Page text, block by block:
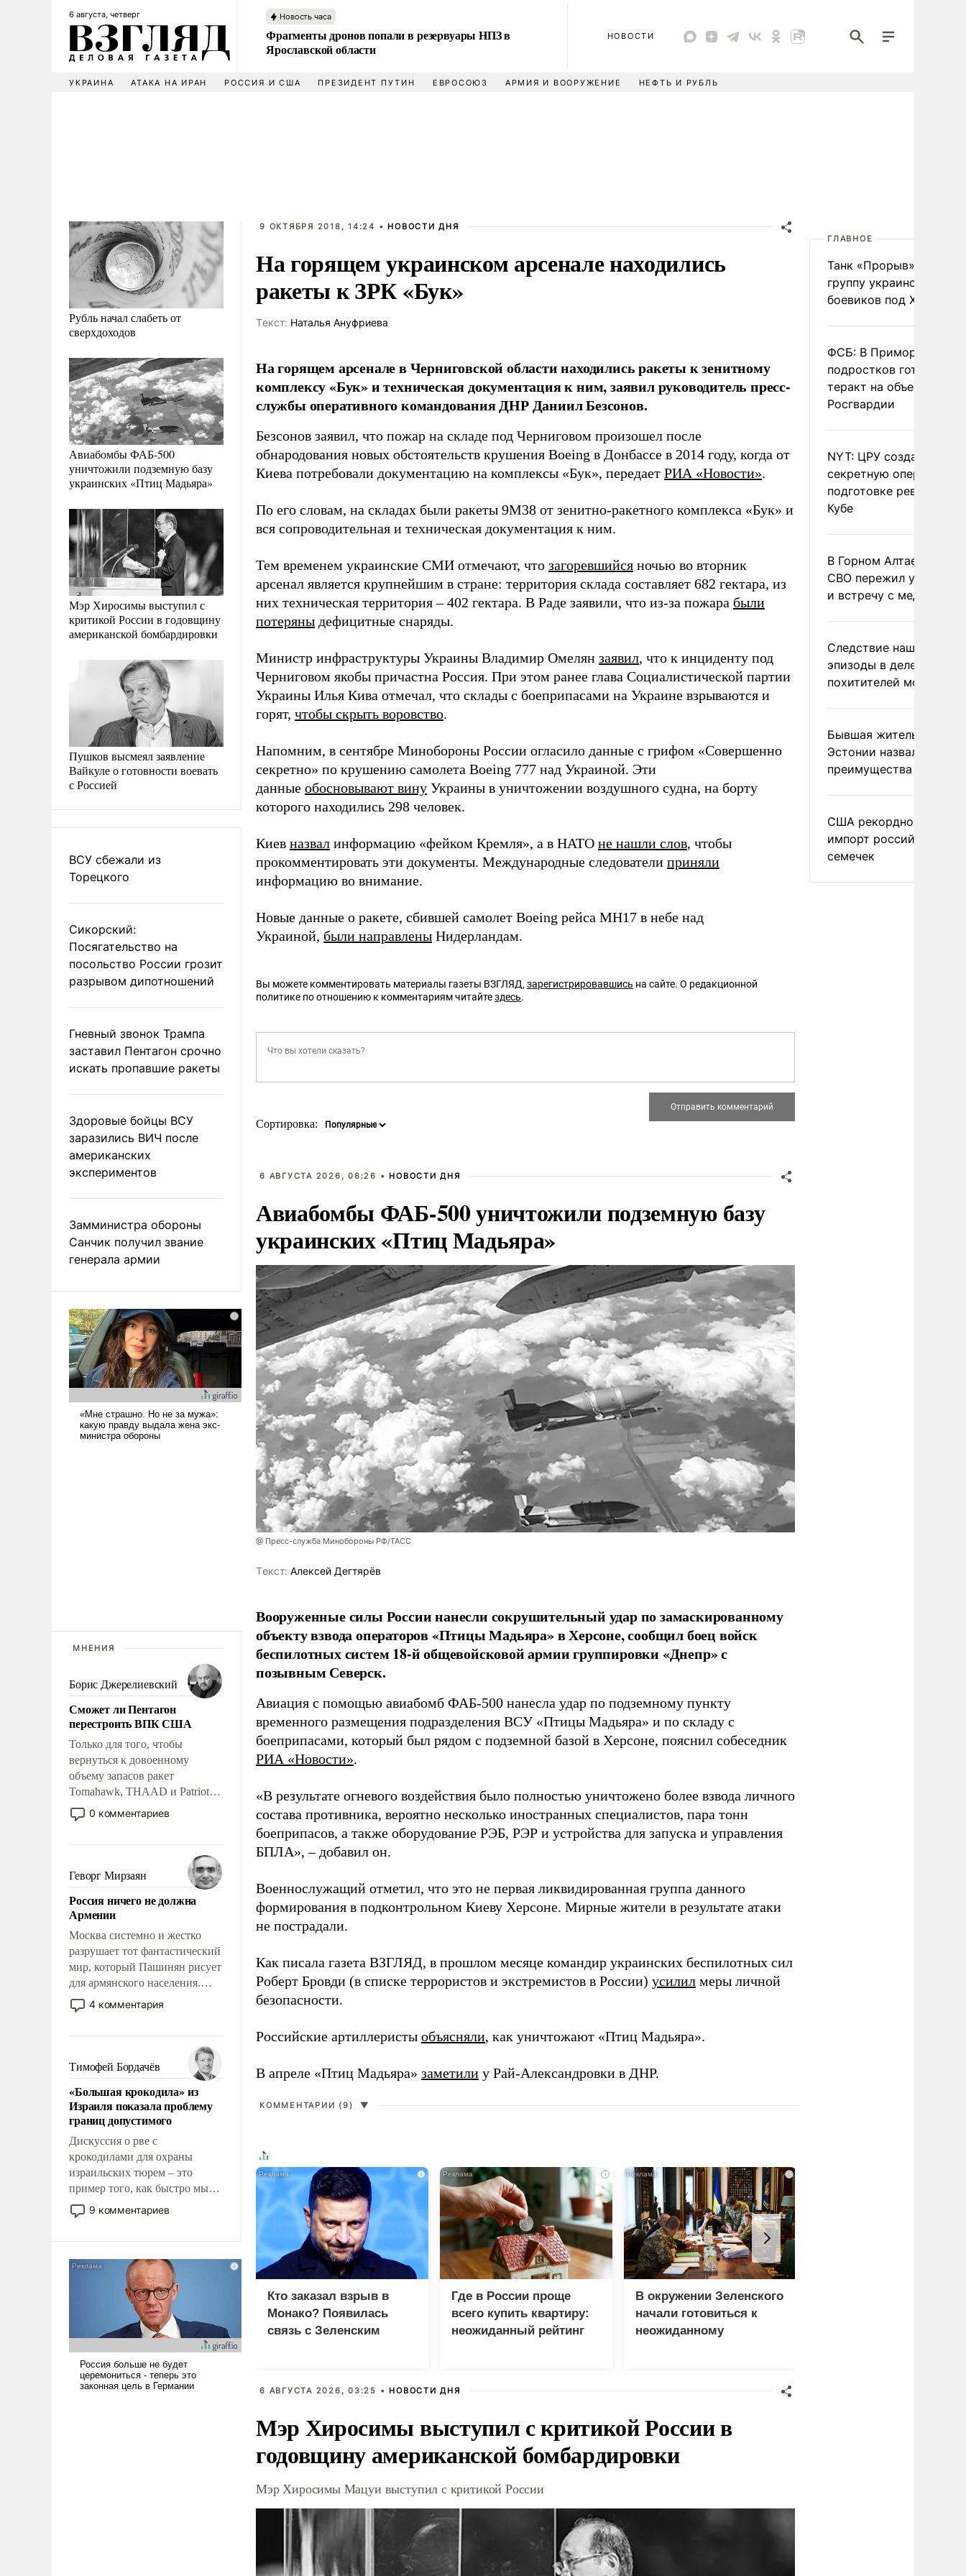
6 августа, четверг Новость часа
Фрагменты дронов попали в резервуары НПЗ в
Ярославской области
НОВОСТИ
УКРАИНА АТАКА НА ИРАН РОССИЯ И США ПРЕЗИДЕНТ ПУТИН ЕВРОСОЮЗ АРМИЯ И ВООРУЖЕНИЕ НЕФТЬ И РУБЛЬ
Рубль начал слабеть от
сверхдоходов
Авиабомбы ФАБ-500
уничтожили подземную базу
украинских «Птиц Мадьяра»
Мэр Хиросимы выступил с
критикой России в годовщину
американской бомбардировки
Пушков высмеял заявление
Вайкуле о готовности воевать
с Россией
ВСУ сбежали из
Торецкого
Сикорский:
Посягательство на
посольство России грозит
разрывом дипотношений
Гневный звонок Трампа
заставил Пентагон срочно
искать пропавшие ракеты
Здоровые бойцы ВСУ
заразились ВИЧ после
американских
экспериментов
Замминистра обороны
Санчик получил звание
генерала армии
МНЕНИЯ
Борис Джерелиевский
Сможет ли Пентагон
перестроить ВПК США
Только для того, чтобы
вернуться к довоенному
объему запасов ракет
Tomahawk, THAAD и Patriot
США потребуется более трех
лет. Даже небольшая война с
Сложившаяся ситуация
означает многолетний период
уязвимости США, например,
перед Китаем.
0 комментариев
Геворг Мирзаян
Россия ничего не должна
Армении
Москва системно и жестко
разрушает тот фантастический
мир, который Пашинян рисует
для армянского населения.
Мир, где этому населению все
должны просто по
политические прожекты будут
беспрекословно оплачиваться
за счет российских
налогоплательщиков и где за
свои поступки не нужно
отвечать.
4 комментария
Тимофей Бордачёв
«Большая крокодила» из
Израиля показала проблему
границ допустимого
Дискуссия о рве с
крокодилами для охраны
израильских тюрем – это
пример того, как быстро мы
двигаемся по пути
революционных изменений.
псевдонаучной фантастики,
стало всерьез обсуждаемой
9 комментариев
9 ОКТЯБРЯ 2018, 14:24 • НОВОСТИ ДНЯ
На горящем украинском арсенале находились
ракеты к ЗРК «Бук»
Tекст: Наталья Ануфриева
На горящем арсенале в Черниговской области находились ракеты к зенитному
комплексу «Бук» и техническая документация к ним, заявил руководитель пресс-
службы оперативного командования ДНР Даниил Безсонов.
Безсонов заявил, что пожар на складе под Черниговом произошел после
обнародования новых обстоятельств крушения Boeing в Донбассе в 2014 году, когда от
Киева потребовали документацию на комплексы «Бук», передает РИА «Новости».
По его словам, на складах были ракеты 9М38 от зенитно-ракетного комплекса «Бук» и
вся сопроводительная и техническая документация к ним.
Тем временем украинские СМИ отмечают, что загоревшийся ночью во вторник
арсенал является крупнейшим в стране: территория склада составляет 682 гектара, из
них техническая территория – 402 гектара. В Раде заявили, что из-за пожара были
потеряны дефицитные снаряды.
Министр инфраструктуры Украины Владимир Омелян заявил, что к инциденту под
Черниговом якобы причастна Россия. При этом ранее глава Социалистической партии
Украины Илья Кива отмечал, что склады с боеприпасами на Украине взрываются и
горят, чтобы скрыть воровство.
Напомним, в сентябре Минобороны России огласило данные с грифом «Совершенно
секретно» по крушению самолета Boeing 777 над Украиной. Эти
данные обосновывают вину Украины в уничтожении воздушного судна, на борту
которого находились 298 человек.
Киев назвал информацию «фейком Кремля», а в НАТО не нашли слов, чтобы
прокомментировать эти документы. Международные следователи приняли
информацию во внимание.
Новые данные о ракете, сбившей самолет Boeing рейса МН17 в небе над
Украиной, были направлены Нидерландам.
Вы можете комментировать материалы газеты ВЗГЛЯД, зарегистрировавшись на сайте. О редакционной
политике по отношению к комментариям читайтездесь.
Сортировка:
6 АВГУСТА 2026, 08:26 • НОВОСТИ ДНЯ
Авиабомбы ФАБ-500 уничтожили подземную базу
украинских «Птиц Мадьяра»
@ Пресс-служба Минобороны РФ/ТАСС
Tекст: Алексей Дегтярёв
Вооруженные силы России нанесли сокрушительный удар по замаскированному
объекту взвода операторов «Птицы Мадьяра» в Херсоне, сообщил боец войск
беспилотных систем 18-й общевойсковой армии группировки «Днепр» с
позывным Северск.
Авиация с помощью авиабомб ФАБ-500 нанесла удар по подземному пункту
временного размещения подразделения ВСУ «Птицы Мадьяра» и по складу с
боеприпасами, который был рядом с подземной базой в Херсоне, пояснил собеседник
РИА «Новости».
«В результате огневого воздействия было полностью уничтожено более взвода личного
состава противника, вероятно несколько иностранных специалистов, пара тонн
боеприпасов, а также оборудование РЭБ, РЭР и устройства для запуска и управления
БПЛА», – добавил он.
Военнослужащий отметил, что это не первая ликвидированная группа данного
формирования в подконтрольном Киеву Херсоне. Мирные жители в результате атаки
не пострадали.
Как писала газета ВЗГЛЯД, в прошлом месяце командир украинских беспилотных сил
Роберт Бровди (в списке террористов и экстремистов в России) усилил меры личной
безопасности.
Российские артиллеристы объясняли, как уничтожают «Птиц Мадьяра».
В апреле «Птиц Мадьяра» заметили у Рай-Александровки в ДНР.
КОММЕНТАРИИ (9) ▼
i
Кто заказал взрыв в
Монако? Появилась
связь с Зеленским
i
Где в России проще
всего купить квартиру:
неожиданный рейтинг
i
В окружении Зеленского
начали готовиться к
неожиданному
6 АВГУСТА 2026, 03:25 • НОВОСТИ ДНЯ
Мэр Хиросимы выступил с критикой России в
годовщину американской бомбардировки
Мэр Хиросимы Мацуи выступил с критикой России
ГЛАВНОЕ
Танк «Прорыв»
группу украинских
боевиков под
ФСБ: В Приморье трое
подростков готовили
теракт на объекте
Росгвардии
NYT: ЦРУ создало
секретную опергруппу
подготовке революции
Кубе
В Горном Алтае
СВО пережил удар
и встречу с медведем
Следствие нашло
эпизоды в деле
похитителей москвичек
Бывшая жительница
Эстонии назвала
преимущества России
США рекордно
импорт российских
семечек